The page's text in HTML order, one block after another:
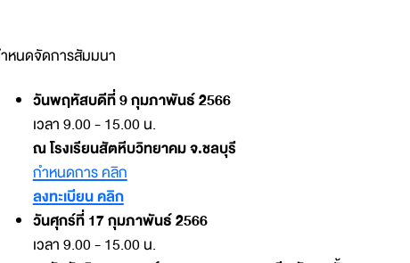
หนดจัดการสัมมนา
วันพฤหัสบดีที่ 9 กุมภาพันธ์ 2566
เวลา 9.00 - 15.00 น.
ณ โรงเรียนสัตหีบวิทยาคม จ.ชลบุรี
กำหนดการ คลิก
ลงทะเบียน คลิก
วันศุกร์ที่ 17 กุมภาพันธ์ 2566
เวลา 9.00 - 15.00 น.